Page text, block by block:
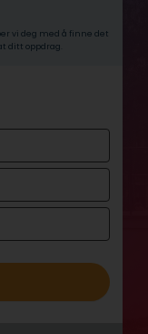
vi deg med å finne det
ditt oppdrag.